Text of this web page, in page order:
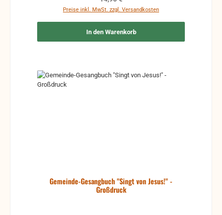
Preise inkl. MwSt. zzgl. Versandkosten
In den Warenkorb
Gemeinde-Gesangbuch "Singt von Jesus!" -
Großdruck